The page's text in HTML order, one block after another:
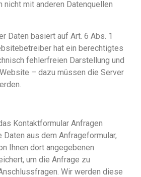
nicht mit anderen Datenquellen
Daten basiert auf Art. 6 Abs. 1
hat ein berechtigtes
fehlerfreien Darstellung und
– dazu müssen die Server
Kontaktformular Anfragen
Daten aus dem Anfrageformular,
Ihnen dort angegebenen
um die Anfrage zu
Wir werden diese